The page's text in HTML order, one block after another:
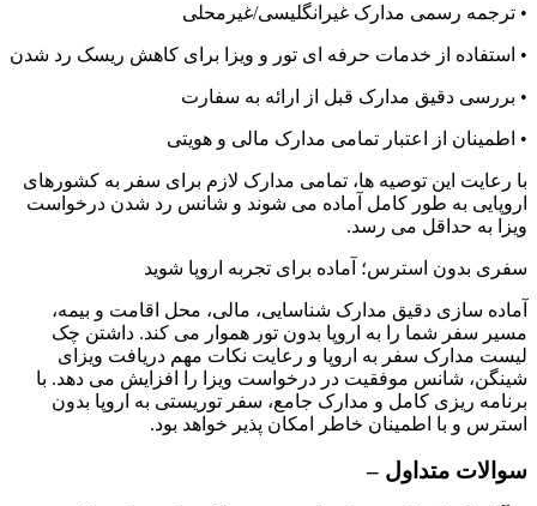
• ترجمه رسمی مدارک غیرانگلیسی/غیرمحلی
• استفاده از خدمات حرفه ای تور و ویزا برای کاهش ریسک رد شدن
• بررسی دقیق مدارک قبل از ارائه به سفارت
• اطمینان از اعتبار تمامی مدارک مالی و هویتی
با رعایت این توصیه ها، تمامی مدارک لازم برای سفر به کشورهای
اروپایی به طور کامل آماده می شوند و شانس رد شدن درخواست
ویزا به حداقل می رسد.
سفری بدون استرس؛ آماده برای تجربه اروپا شوید
آماده سازی دقیق مدارک شناسایی، مالی، محل اقامت و بیمه،
مسیر سفر شما را به اروپا بدون تور هموار می کند. داشتن چک
لیست مدارک سفر به اروپا و رعایت نکات مهم دریافت ویزای
شینگن، شانس موفقیت در درخواست ویزا را افزایش می دهد. با
برنامه ریزی کامل و مدارک جامع، سفر توریستی به اروپا بدون
استرس و با اطمینان خاطر امکان پذیر خواهد بود.
سوالات متداول –